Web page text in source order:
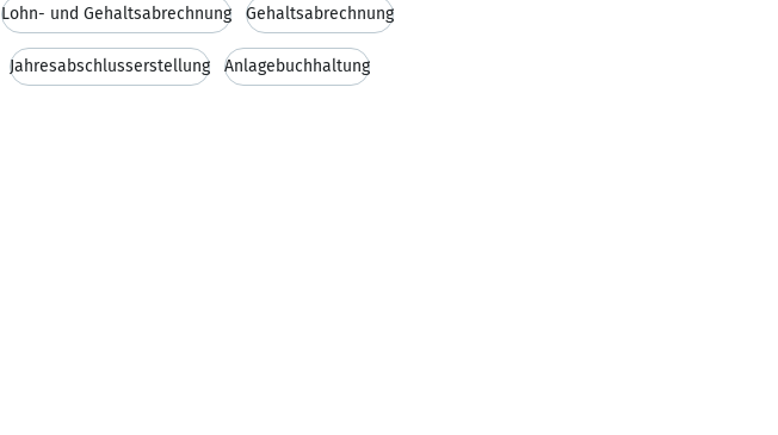
Lohn- und Gehaltsabrechnung Gehaltsabrechnung
Jahresabschlusserstellung Anlagebuchhaltung